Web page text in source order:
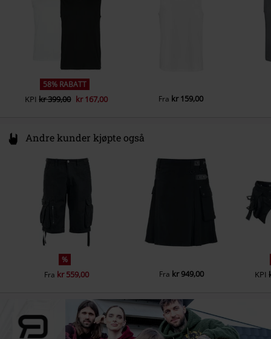
58% RABATT
KPI kr 399,00 kr 167,00 Fra kr 159,00
Andre kunder kjøpte også
%
Fra kr 559,00 Fra kr 949,00 KPI